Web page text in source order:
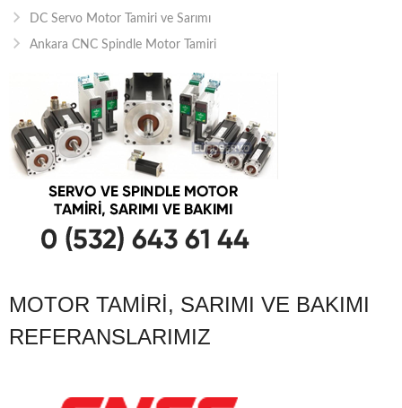
DC Servo Motor Tamiri ve Sarımı
Ankara CNC Spindle Motor Tamiri
MOTOR TAMIRI, SARIMI VE BAKIMI
REFERANSLARIMIZ